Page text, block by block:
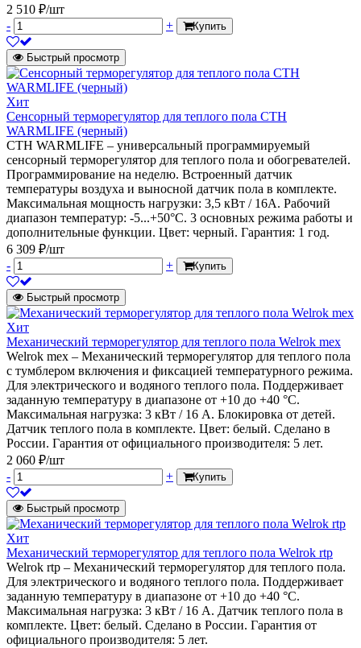
2 510 ₽/шт
-
+ Купить
Быстрый просмотр
Хит
Сенсорный терморегулятор для теплого пола СТН
WARMLIFE (черный)
СТН WARMLIFE – универсальный программируемый
сенсорный терморегулятор для теплого пола и обогревателей.
Программирование на неделю. Встроенный датчик
температуры воздуха и выносной датчик пола в комплекте.
Максимальная мощность нагрузки: 3,5 кВт / 16А. Рабочий
диапазон температур: -5...+50°C. 3 основных режима работы и
дополнительные функции. Цвет: черный. Гарантия: 1 год.
6 309 ₽/шт
-
+ Купить
Быстрый просмотр
Хит
Механический терморегулятор для теплого пола Welrok mex
Welrok mex – Механический терморегулятор для теплого пола
с тумблером включения и фиксацией температурного режима.
Для электрического и водяного теплого пола. Поддерживает
заданную температуру в диапазоне от +10 до +40 °С.
Максимальная нагрузка: 3 кВт / 16 А. Блокировка от детей.
Датчик теплого пола в комплекте. Цвет: белый. Сделано в
России. Гарантия от официального производителя: 5 лет.
2 060 ₽/шт
-
+ Купить
Быстрый просмотр
Хит
Механический терморегулятор для теплого пола Welrok rtp
Welrok rtp – Механический терморегулятор для теплого пола.
Для электрического и водяного теплого пола. Поддерживает
заданную температуру в диапазоне от +10 до +40 °С.
Максимальная нагрузка: 3 кВт / 16 А. Датчик теплого пола в
комплекте. Цвет: белый. Сделано в России. Гарантия от
официального производителя: 5 лет.